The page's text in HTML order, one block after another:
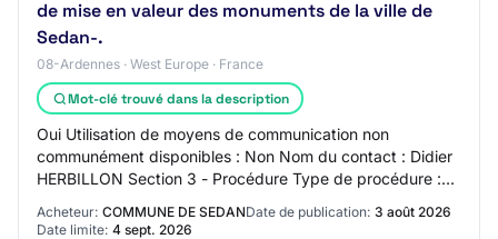
de mise en valeur des monuments de la ville de
Sedan-.
08-Ardennes · West Europe · France
Mot-clé trouvé dans la description
Oui Utilisation de moyens de communication non
communément disponibles : Non Nom du contact : Didier
HERBILLON Section 3 - Procédure Type de procédure :
Acheteur: COMMUNE DE SEDANDate de publication: 3 août 2026
Date limite: 4 sept. 2026